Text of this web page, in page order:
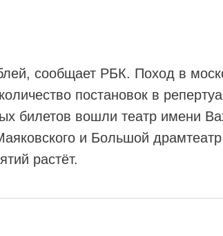
сообщает РБК. Поход в
постановок в
билетов вошли театр имени
и Большой
растёт.